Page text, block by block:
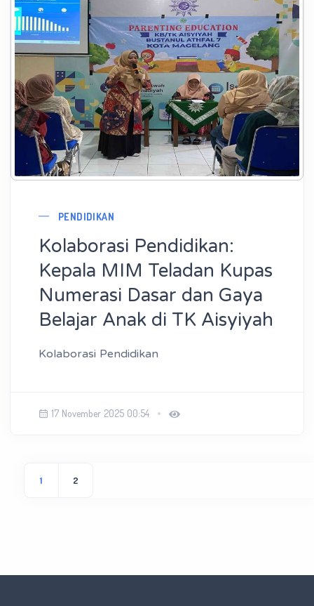
PENDIDIKAN
Kolaborasi Pendidikan:
Kepala MIM Teladan Kupas
Numerasi Dasar dan Gaya
Belajar Anak di TK Aisyiyah
Kolaborasi Pendidikan
17 November 2025 00:54
1 2